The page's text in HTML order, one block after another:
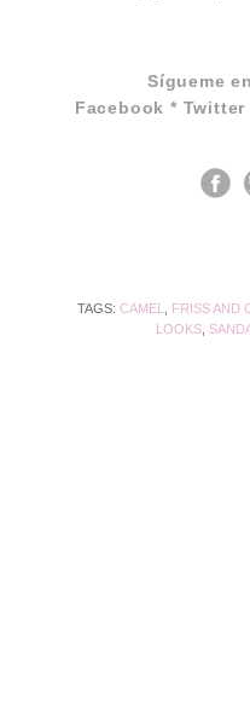
Sígueme
Facebook * Twitter
TAGS: CAMEL FRISS AND
LOOKS,